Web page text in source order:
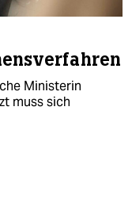
Ministerin
muss sich